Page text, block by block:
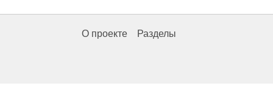
О проекте Разделы